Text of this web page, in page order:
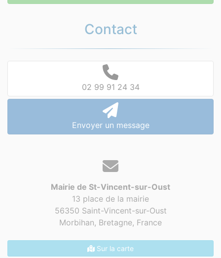
Contact
02 99 91 24 34
Envoyer un message
Mairie de St-Vincent-sur-Oust
13 place de la mairie
56350 Saint-Vincent-sur-Oust
Morbihan, Bretagne, France
Sur la carte